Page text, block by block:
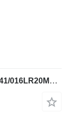
Pompe à engrenages Rexroth 1PF2G241/016LR20MR - Gearpump/Zahnradpumpe pour matériel de TP